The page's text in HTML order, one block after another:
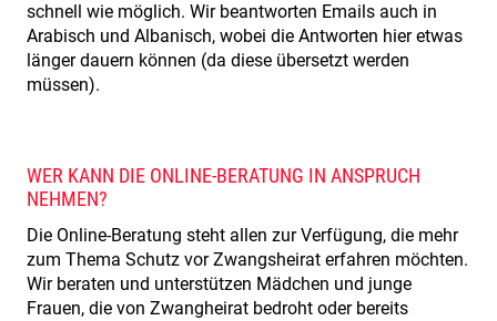
schnell wie möglich. Wir beantworten Emails auch in
Arabisch und Albanisch, wobei die Antworten hier etwas
länger dauern können (da diese übersetzt werden
müssen).
WER KANN DIE ONLINE-BERATUNG IN ANSPRUCH
NEHMEN?
Die Online-Beratung steht allen zur Verfügung, die mehr
zum Thema Schutz vor Zwangsheirat erfahren möchten.
Wir beraten und unterstützen Mädchen und junge
Frauen, die von Zwangheirat bedroht oder bereits